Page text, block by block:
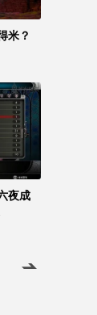
米？
夜成